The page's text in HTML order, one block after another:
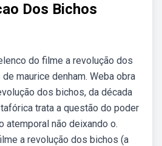
Dos Bichos
do filme a revolução dos
maurice denham. Weba obra
dos bichos, da década
trata a questão do poder
atemporal não deixando o.
a revolução dos bichos (a